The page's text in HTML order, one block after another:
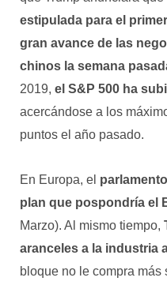
estipulada para el
gran avance de las
chinos la semana
2019, el S&P 500 ha
acercándose a los
puntos el año pasado.
En Europa, el
plan que pospondría el
Marzo). Al mismo tiempo,
aranceles a la industria
bloque no le compra más